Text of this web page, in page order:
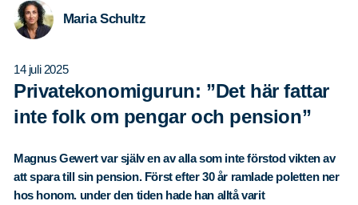
Maria Schultz
14 juli 2025
Privatekonomigurun: ”Det här fattar
inte folk om pengar och pension”
Magnus Gewert var själv en av alla som inte förstod vikten av
att spara till sin pension. Först efter 30 år ramlade poletten ner
hos honom. under den tiden hade han alltå varit